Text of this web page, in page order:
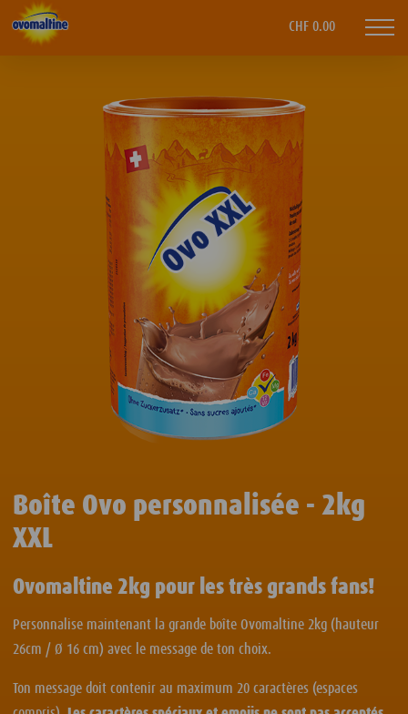
CHF 0.00
Boîte Ovo personnalisée - 2kg
XXL
Ovomaltine 2kg pour les très grands fans!
Personnalise maintenant la grande boîte Ovomaltine 2kg (hauteur
26cm / Ø 16 cm) avec le message de ton choix.
Ton message doit contenir au maximum 20 caractères (espaces